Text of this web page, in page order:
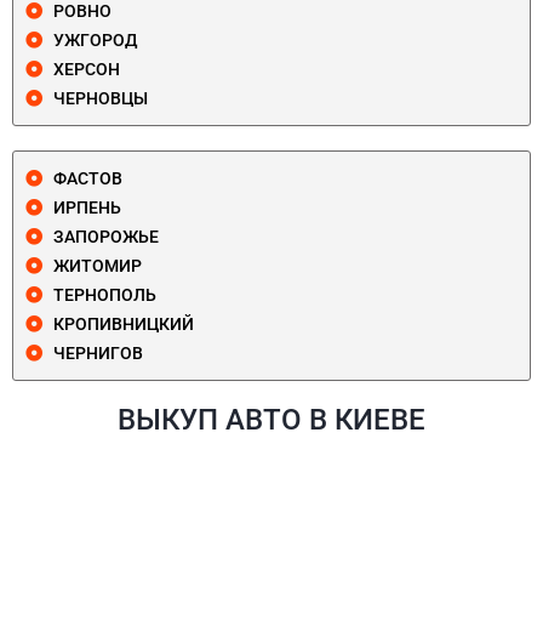
РОВНО
УЖГОРОД
ХЕРСОН
ЧЕРНОВЦЫ
ФАСТОВ
ИРПЕНЬ
ЗАПОРОЖЬЕ
ЖИТОМИР
ТЕРНОПОЛЬ
КРОПИВНИЦКИЙ
ЧЕРНИГОВ
ВЫКУП АВТО В КИЕВЕ